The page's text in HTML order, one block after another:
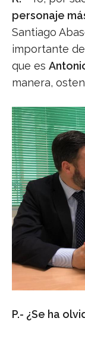
personaje
Santiago
importante
que es
manera,
P.- ¿Se ha